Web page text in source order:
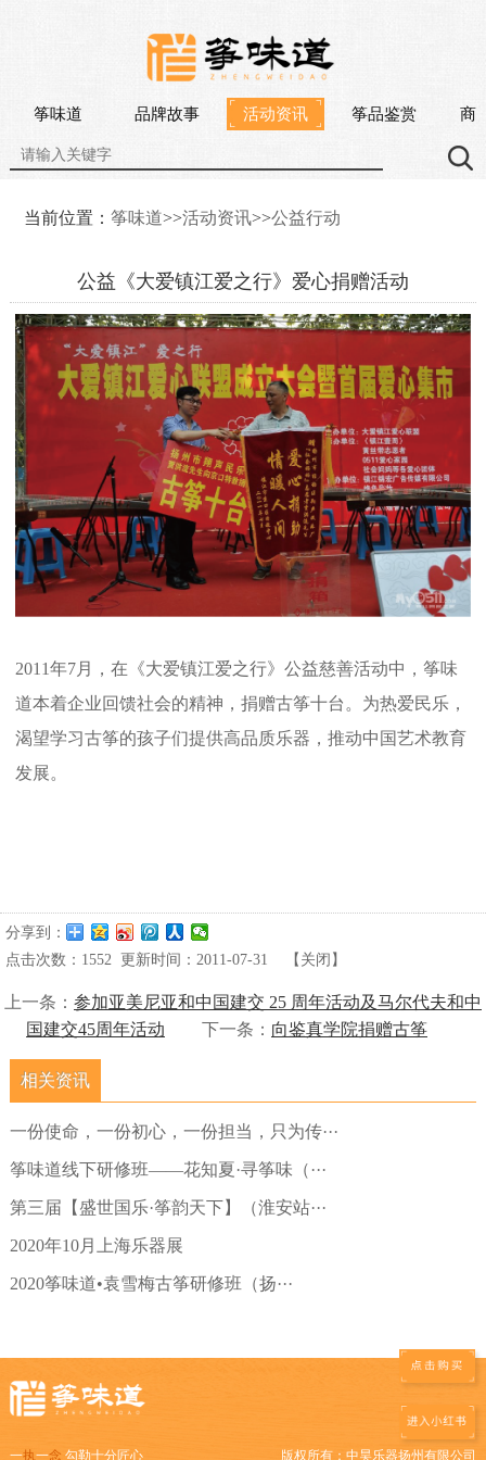
筝味道 品牌故事 活动资讯 筝品鉴赏 商
当前位置：筝味道>>活动资讯>>公益行动
公益《大爱镇江爱之行》爱心捐赠活动
2011年7月，在《大爱镇江爱之行》公益慈善活动中， 筝味
道本着企业回馈社会的精神，捐赠古筝十台。为热爱民乐，
渴望学习古筝的孩子们提供高品质乐器，推动中国艺术教育
发展。
分享到：
点击次数： 1552 更新时间：2011-07-31 【 关闭 】
上一条： 参加亚美尼亚和中国建交 25 周年活动及马尔代夫和中
国建交45周年活动
下一条： 向鉴真学院捐赠古筝
相关资讯
一份使命，一份初心，一份担当，只为传···
筝味道线下研修班——花知夏·寻筝味（···
第三届【盛世国乐·筝韵天下】（淮安站···
2020年10月上海乐器展
2020筝味道•袁雪梅古筝研修班（扬···
一执一念 勾勒十分匠心 版权所有：中昊乐器扬州有限公司